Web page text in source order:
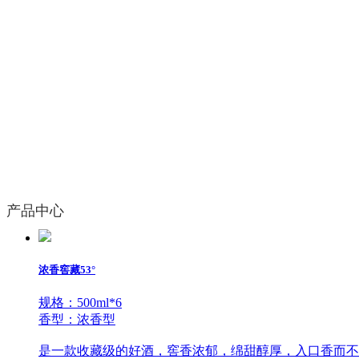
产品中心
浓香窖藏53°
规格：500ml*6
香型：浓香型
是一款收藏级的好酒，窖香浓郁，绵甜醇厚，入口香而不